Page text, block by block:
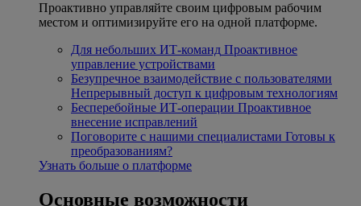
Проактивно управляйте своим цифровым рабочим
местом и оптимизируйте его на одной платформе.
Для небольших ИТ-команд Проактивное
управление устройствами
Безупречное взаимодействие с пользователями
Непрерывный доступ к цифровым технологиям
Бесперебойные ИТ-операции Проактивное
внесение исправлений
Поговорите с нашими специалистами Готовы к
преобразованиям?
Узнать больше о платформе
Основные возможности